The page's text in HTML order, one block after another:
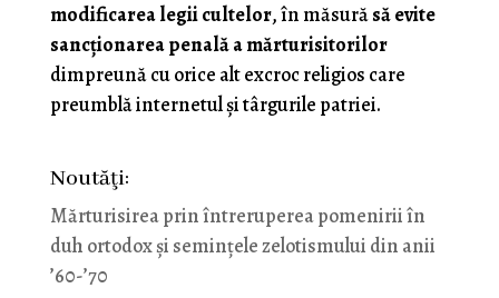
modificarea legii cultelor, în măsurăsă evite
sancţionarea penală a mărturisitorilor
dimpreună cu orice alt excroc religios care
preumblă internetul şi târgurile patriei.
Noutăţi:
Mărturisirea prin întreruperea pomenirii în
duh ortodox și semințele zelotismului din anii
’60-’70